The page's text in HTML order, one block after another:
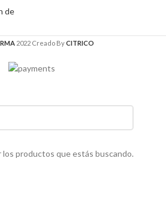
de
2022 Creado ByCITRICO
los productos que estás buscando.